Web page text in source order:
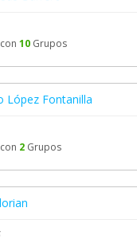
y alegría.
entrega.
liderazgo.
cada día.
#SaludGlobal
10 Grupos
López Fontanilla
2 Grupos